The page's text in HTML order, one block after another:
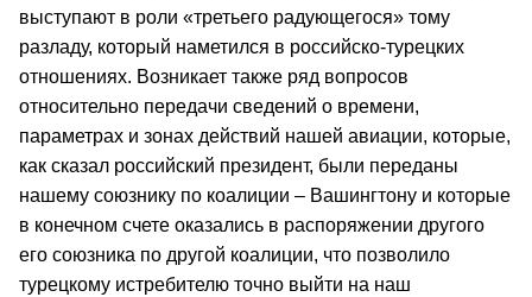
выступают в роли «третьего радующегося» тому
разладу, который наметился в российско-турецких
отношениях. Возникает также ряд вопросов
относительно передачи сведений о времени,
параметрах и зонах действий нашей авиации, которые,
как сказал российский президент, были переданы
нашему союзнику по коалиции – Вашингтону и которые
в конечном счете оказались в распоряжении другого
его союзника по другой коалиции, что позволило
турецкому истребителю точно выйти на наш